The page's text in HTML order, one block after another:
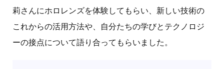
莉さんにホロレンズを体験してもらい、新しい技術の
これからの活用方法や、自分たちの学びとテクノロジ
ーの接点について語り合ってもらいました。